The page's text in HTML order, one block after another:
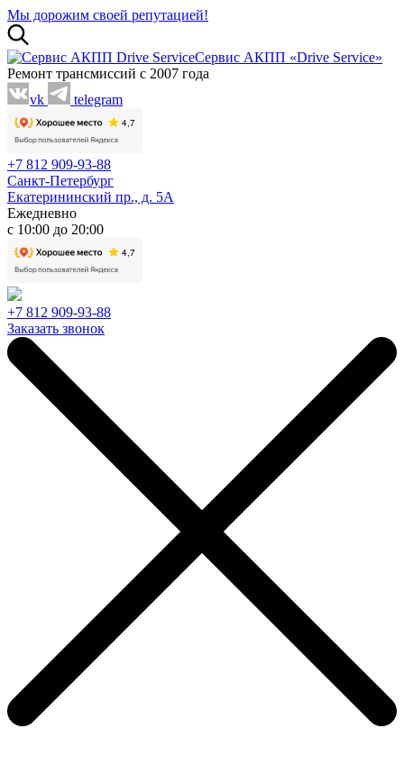
Мы дорожим своей репутацией!
Сервис АКПП «Drive Service»
Ремонт трансмиссий с 2007 года
vk
telegram
+7 812 909-93-88
Санкт-Петербург
Екатерининский пр., д. 5А
Ежедневно
с 10:00 до 20:00
+7 812 909-93-88
Заказать звонок